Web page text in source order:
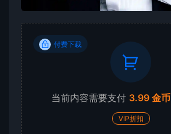
付费下载
当前内容需要支付 3.99 金币
VIP折扣